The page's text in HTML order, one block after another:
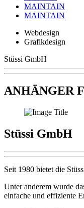
MAINTAIN
MAINTAIN
Webdesign
Grafikdesign
Stüssi GmbH
ANHÄNGER
Stüssi GmbH
Seit 1980 bietet die
Unter anderem wurde
einfache und effiziente